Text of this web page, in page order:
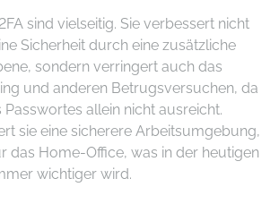
sind vielseitig. Sie verbessert nicht
Sicherheit durch eine zusätzliche
sondern verringert auch das
und anderen Betrugsversuchen, da
Passwortes allein nicht ausreicht.
sie eine sicherere Arbeitsumgebung,
das Home-Office, was in der heutigen
wichtiger wird.